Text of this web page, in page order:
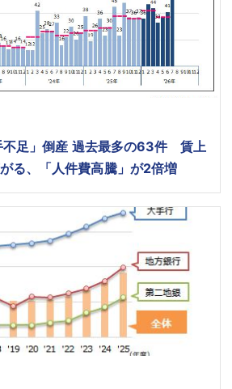
足」倒産 過去最多の63件 賃上
る、「人件費高騰」が2倍増